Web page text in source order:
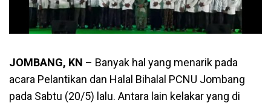
JOMBANG, KN – Banyak hal yang menarik pada
acara Pelantikan dan Halal Bihalal PCNU Jombang
pada Sabtu (20/5) lalu. Antara lain kelakar yang di